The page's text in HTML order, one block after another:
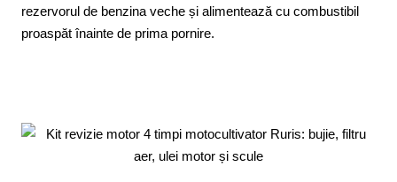
rezervorul de benzina veche și alimentează cu combustibil
proaspăt înainte de prima pornire.